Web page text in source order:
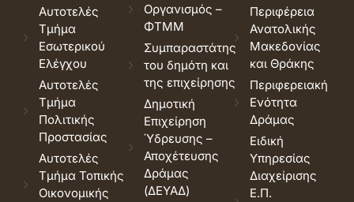
Αυτοτελές
Τμήμα
Εσωτερικού
Ελέγχου
Αυτοτελές
Τμήμα
Πολιτικής
Προστασίας
Αυτοτελές
Τμήμα Τοπικής
Οικονομικής
Οργανισμός –
ΦΤΜΜ
Συμπαραστάτης
του δημότη και
της επιχείρησης
Δημοτική
Επιχείρηση
Ύδρευσης –
Αποχέτευσης
Δράμας
(ΔΕΥΑΔ)
Περιφέρεια
Ανατολικής
Μακεδονίας
και Θράκης
Περιφερειακή
Ενότητα
Δράμας
Ειδική
Υπηρεσίας
Διαχείρισης
Ε.Π.